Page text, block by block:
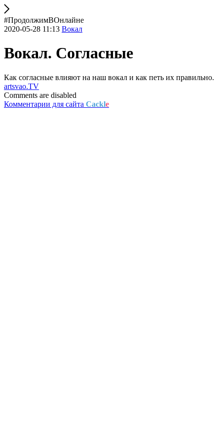
#ПродолжимВОнлайне
2020-05-28 11:13 Вокал
Вокал. Согласные
Как согласные влияют на наш вокал и как петь их правильно.
artsvao.TV
Comments are disabled
Комментарии для сайта Cackle